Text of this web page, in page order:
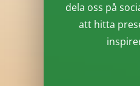
dela oss på
att hitta